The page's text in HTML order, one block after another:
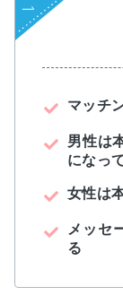
マッチ
男性は
になっ
女性は
メッセ
る